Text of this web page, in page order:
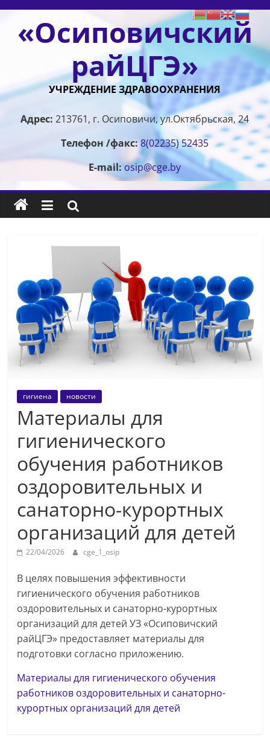
Перейти
содержимому
«Осиповичский
райЦГЭ»
УЧРЕЖДЕНИЕ ЗДРАВООХРАНЕНИЯ
Адрес: 213761, г. Осиповичи, ул.Октябрьская, 24
Телефон /факс:8(02235) 52435
E-mail: osip@cge.by
гигиена новости
Материалы для
гигиенического
обучения работников
оздоровительных и
санаторно-курортных
организаций для детей
22/04/2026 cge_1_osip
В целях повышения эффективности
гигиенического обучения работников
оздоровительных и санаторно-курортных
организаций для детей УЗ «Осиповичский
райЦГЭ» предоставляет материалы для
подготовки согласно приложению.
Материалы для гигиенического обучения
работников оздоровительных и санаторно-
курортных организаций для детей